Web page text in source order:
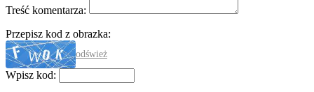
Treść komentarza:
Przepisz kod z obrazka:
odśwież
Wpisz kod: